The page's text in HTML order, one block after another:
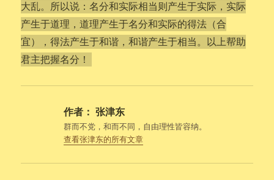
大乱。所以说：名分和实际相当则产生于实际，实际
产生于道理，道理产生于名分和实际的得法（合
宜），得法产生于和谐，和谐产生于相当。以上帮助
君主把握名分！
作者： 张津东
群而不党，和而不同，自由理性皆容纳。
查看张津东的所有文章